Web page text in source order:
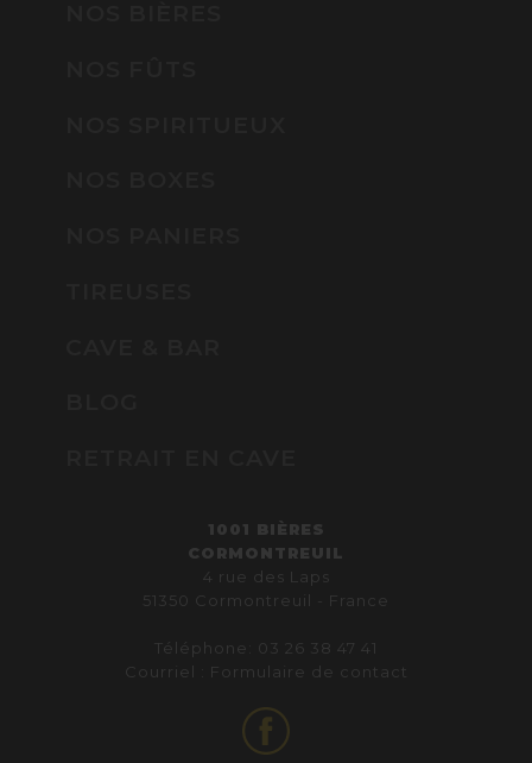
1001 BIÈRES
CORMONTREUIL
4 rue des Laps
51350 Cormontreuil - France
Téléphone: 03 26 38 47 41
Courriel : Formulaire de contact